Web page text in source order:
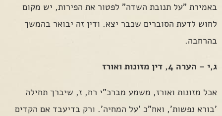
באמירת "על תנובת השדה" לפטור את הפירות, יש מקום
לחוש לדעת הסוברים שכבר יצא. ודין זה יבואר בהמשך
בהרחבה.
ג,י – הערה 4, דין מזונות ואורז
אכל מזונות ואורז, משמע מברכ"י רח, ז, שיברך תחילה
'בורא נפשות', ואח"כ 'על המחיה'. ורק בדיעבד אם הקדים